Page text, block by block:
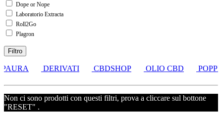
Dope or Nope
Laboratorio Extracta
Roll2Go
Plagron
Filtro
DERIVATI CBDSHOP OLIO CBD
Non ci sono prodotti con questi filtri, prova a cliccare sul bottone
"RESET" .